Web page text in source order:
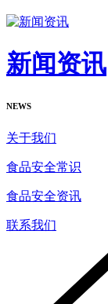
新闻资讯
NEWS
关于我们
食品安全常识
食品安全资讯
联系我们